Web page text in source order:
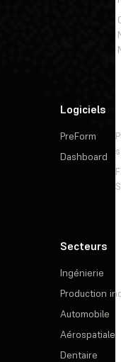
Logiciels
PreForm
Dashboard
Secteurs
Ingénierie
Production
Automobile
Aérospatiale
Dentaire